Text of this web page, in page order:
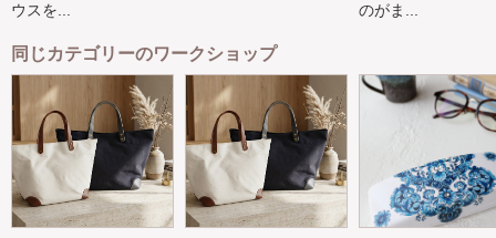
ウスを...
のがま...
同じカテゴリーのワークショップ